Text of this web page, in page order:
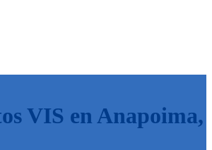
VIS en Anapoima,